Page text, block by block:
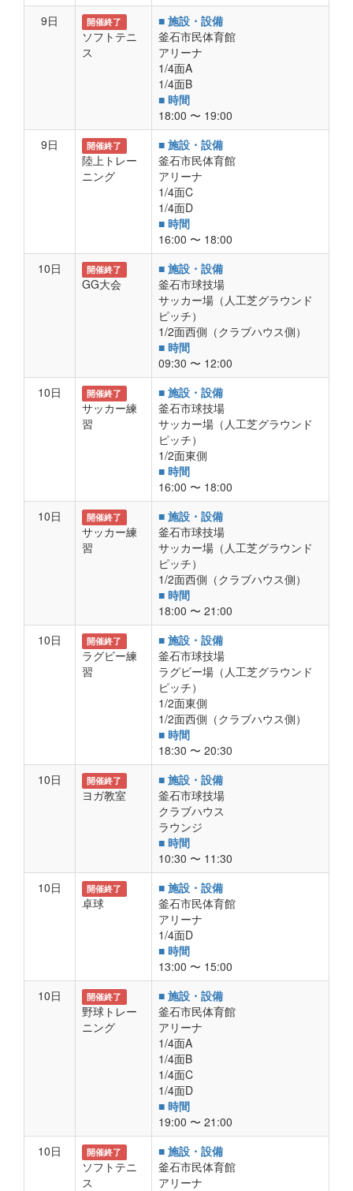
9日
開催終了
ソフトテニ
ス
■ 施設・設備
釜石市民体育館
アリーナ
1/4面A
1/4面B
■ 時間
18:00 〜 19:00
9日
開催終了
陸上トレー
ニング
■ 施設・設備
釜石市民体育館
アリーナ
1/4面C
1/4面D
■ 時間
16:00 〜 18:00
10日
開催終了
GG大会
■ 施設・設備
釜石市球技場
サッカー場（人工芝グラウンド
ピッチ）
1/2面西側（クラブハウス側）
■ 時間
09:30 〜 12:00
10日
開催終了
サッカー練
習
■ 施設・設備
釜石市球技場
サッカー場（人工芝グラウンド
ピッチ）
1/2面東側
■ 時間
16:00 〜 18:00
10日
開催終了
サッカー練
習
■ 施設・設備
釜石市球技場
サッカー場（人工芝グラウンド
ピッチ）
1/2面西側（クラブハウス側）
■ 時間
18:00 〜 21:00
10日
開催終了
ラグビー練
習
■ 施設・設備
釜石市球技場
ラグビー場（人工芝グラウンド
ピッチ）
1/2面東側
1/2面西側（クラブハウス側）
■ 時間
18:30 〜 20:30
10日
開催終了
ヨガ教室
■ 施設・設備
釜石市球技場
クラブハウス
ラウンジ
■ 時間
10:30 〜 11:30
10日
開催終了
卓球
■ 施設・設備
釜石市民体育館
アリーナ
1/4面D
■ 時間
13:00 〜 15:00
10日
開催終了
野球トレー
ニング
■ 施設・設備
釜石市民体育館
アリーナ
1/4面A
1/4面B
1/4面C
1/4面D
■ 時間
19:00 〜 21:00
10日
開催終了
ソフトテニ
ス
■ 施設・設備
釜石市民体育館
アリーナ